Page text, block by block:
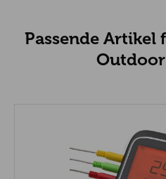
Passende Artikel